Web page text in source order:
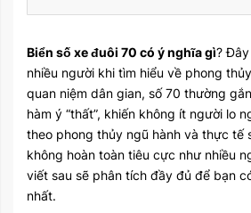
Biển số xe đuôi 70 có ý nghĩa gì?
nhiều người khi tìm hiểu về phong
quan niệm dân gian, số 70 thường
hàm ý “thất”, khiến không ít người lo
theo phong thủy ngũ hành và thực tế
không hoàn toàn tiêu cực như nhiều
viết sau sẽ phân tích đầy đủ để bạn
nhất.